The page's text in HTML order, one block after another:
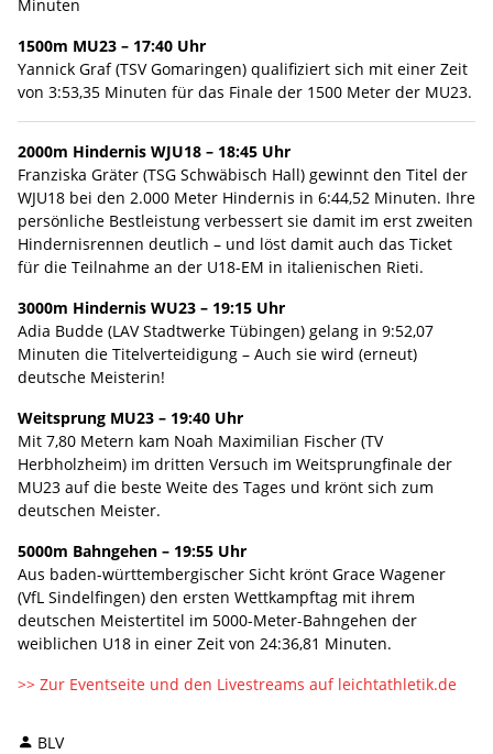
Minuten
1500m MU23 – 17:40 Uhr
Yannick Graf (TSV Gomaringen) qualifiziert sich mit einer Zeit
von 3:53,35 Minuten für das Finale der 1500 Meter der MU23.
2000m Hindernis WJU18 – 18:45 Uhr
Franziska Gräter (TSG Schwäbisch Hall) gewinnt den Titel der
WJU18 bei den 2.000 Meter Hindernis in 6:44,52 Minuten. Ihre
persönliche Bestleistung verbessert sie damit im erst zweiten
Hindernisrennen deutlich – und löst damit auch das Ticket
für die Teilnahme an der U18-EM in italienischen Rieti.
3000m Hindernis WU23 – 19:15 Uhr
Adia Budde (LAV Stadtwerke Tübingen) gelang in 9:52,07
Minuten die Titelverteidigung – Auch sie wird (erneut)
deutsche Meisterin!
Weitsprung MU23 – 19:40 Uhr
Mit 7,80 Metern kam Noah Maximilian Fischer (TV
Herbholzheim) im dritten Versuch im Weitsprungfinale der
MU23 auf die beste Weite des Tages und krönt sich zum
deutschen Meister.
5000m Bahngehen – 19:55 Uhr
Aus baden-württembergischer Sicht krönt Grace Wagener
(VfL Sindelfingen) den ersten Wettkampftag mit ihrem
deutschen Meistertitel im 5000-Meter-Bahngehen der
weiblichen U18 in einer Zeit von 24:36,81 Minuten.
>> Zur Eventseite und den Livestreams auf leichtathletik.de
BLV